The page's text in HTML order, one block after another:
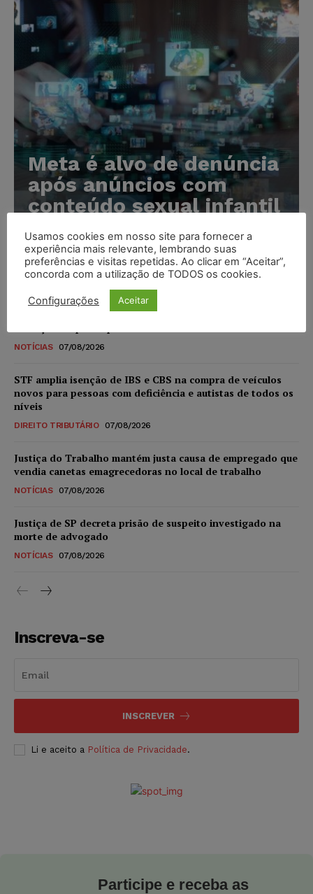
Meta é alvo de denúncia
após anúncios com
conteúdo sexual infantil
gerado por IA circularem
em suas plataformas
Karina Silvério - 07/08/2026
Advogado preso por suspeita de matar o filho tem
NOTÍCIAS 07/08/2026
STF amplia isenção de IBS e CBS na compra de veículos
novos para pessoas com deficiência e autistas de todos os
níveis
DIREITO TRIBUTÁRIO 07/08/2026
Justiça do Trabalho mantém justa causa de empregado que
vendia canetas emagrecedoras no local de trabalho
NOTÍCIAS 07/08/2026
Justiça de SP decreta prisão de suspeito investigado na
morte de advogado
NOTÍCIAS 07/08/2026
Inscreva-se
INSCREVER
Li e aceito a Política de Privacidade.
Participe e receba as
Usamos cookies em nosso site para fornecer a
experiência mais relevante, lembrando suas
preferências e visitas repetidas. Ao clicar em “Aceitar”,
concorda com a utilização de TODOS os cookies.
Configurações Aceitar